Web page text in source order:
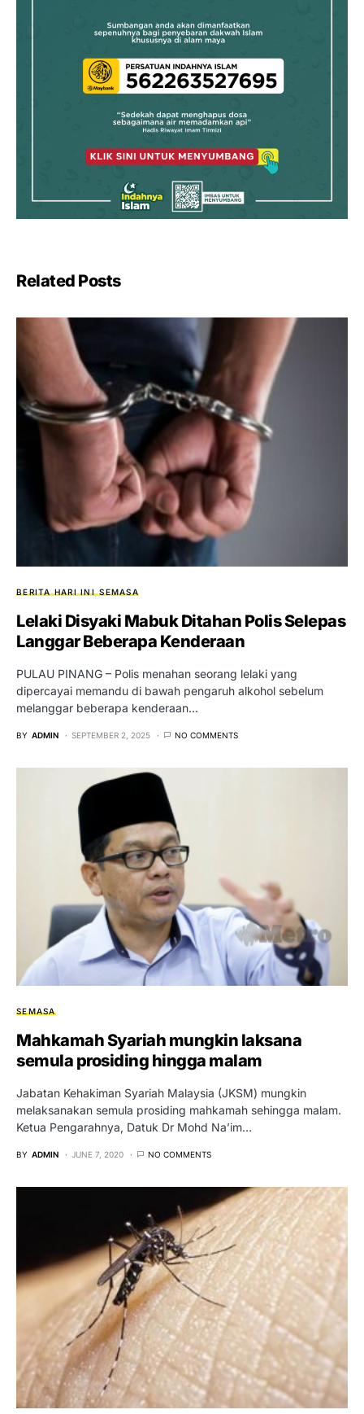
Related Posts
BERITA HARI INI SEMASA
Lelaki Disyaki Mabuk Ditahan Polis Selepas
Langgar Beberapa Kenderaan
PULAU PINANG – Polis menahan seorang lelaki yang
dipercayai memandu di bawah pengaruh alkohol sebelum
melanggar beberapa kenderaan…
BY ADMIN SEPTEMBER 2, 2025 NO COMMENTS
SEMASA
Mahkamah Syariah mungkin laksana
semula prosiding hingga malam
Jabatan Kehakiman Syariah Malaysia (JKSM) mungkin
melaksanakan semula prosiding mahkamah sehingga malam.
Ketua Pengarahnya, Datuk Dr Mohd Na’im…
BY ADMIN JUNE 7, 2020 NO COMMENTS